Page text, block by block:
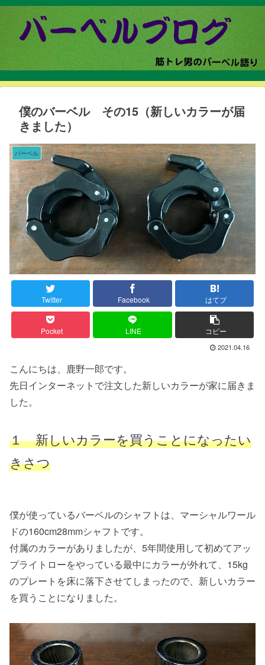
僕のバーベル その15（新しいカラーが届
きました）
バーベル
Twitter Facebook はてブ
Pocket LINE コピー
2021.04.16
こんにちは、鹿野一郎です。
先日インターネットで注文した新しいカラーが家に届きま
した。
１ 新しいカラーを買うことになったい
きさつ
僕が使っているバーベルのシャフトは、マーシャルワール
ドの160cm28mmシャフトです。
付属のカラーがありましたが、5年間使用して初めてアッ
プライトローをやっている最中にカラーが外れて、15kg
のプレートを床に落下させてしまったので、新しいカラー
を買うことになりました。